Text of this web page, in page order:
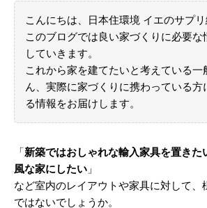
こんにちは、日本住環境 イエのサプリ
このブログでは良い家づくりに必要
していきます。
これから家を建てたいと考えている一
ん、実際に家づくりに携わっている方
る情報をお届けします。
「新築ではおしゃれな輸入家具を置きた
風な家にしたい 」
など室内のレイアウトや家具に対して、
ではないでしょうか。